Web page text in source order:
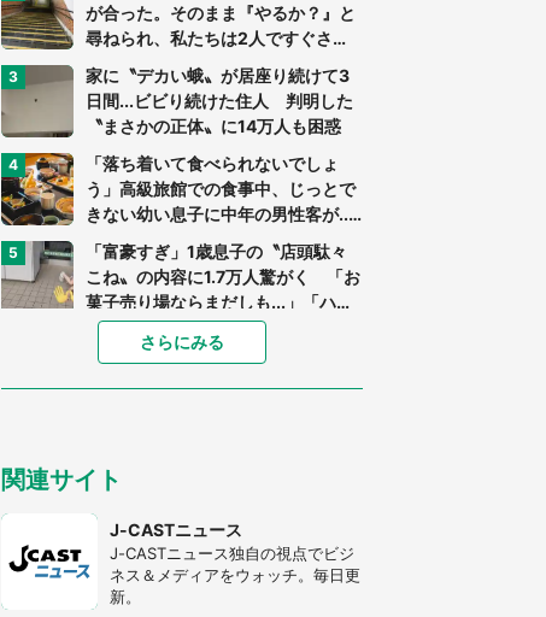
が合った。そのまま『やるか？』と
尋ねられ、私たちは2人ですぐさ
ま...」（茨城県・70代男性）
家に〝デカい蛾〟が居座り続けて3
日間...ビビり続けた住人 判明した
〝まさかの正体〟に14万人も困惑
「落ち着いて食べられないでしょ
う」高級旅館での食事中、じっとで
きない幼い息子に中年の男性客が...
（東京都・40代男性）
「富豪すぎ」1歳息子の〝店頭駄々
こね〟の内容に1.7万人驚がく 「お
菓子売り場ならまだしも...」「ハー
ドル高い」
あまりにも四角すぎる猫、激写され
る 「これもう座布団だろ」「食パ
ンの耳」と1.4万人困惑
とお願いしたら...」 体験談に8万
「ゾワゾワする」「本当に気持ち悪
い」 道端でバグっちゃってた〝野
生の野菜〟に6.5万人戦慄
「○○がない街に住んでいます」住
さらにみる
関連サイト
J-CASTニュース
J-CASTニュース独自の視点でビジ
ネス＆メディアをウォッチ。毎日更
新。